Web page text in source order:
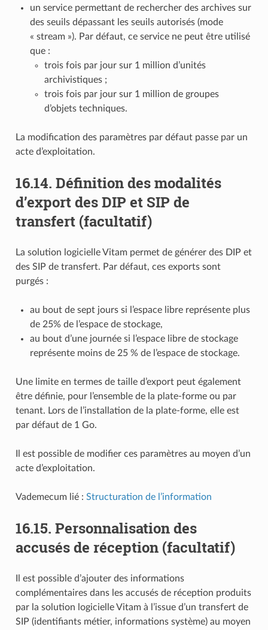
un service permettant de rechercher des archives sur
des seuils dépassant les seuils autorisés (mode
« stream »). Par défaut, ce service ne peut être utilisé
que :
trois fois par jour sur 1 million d’unités
archivistiques ;
trois fois par jour sur 1 million de groupes
d’objets techniques.
La modification des paramètres par défaut passe par un
acte d’exploitation.
16.14. Définition des modalités
d’export des DIP et SIP de
transfert (facultatif)
La solution logicielle Vitam permet de générer des DIP et
des SIP de transfert. Par défaut, ces exports sont
purgés :
au bout de sept jours si l’espace libre représente plus
de 25% de l’espace de stockage,
au bout d’une journée si l’espace libre de stockage
représente moins de 25 % de l’espace de stockage.
Une limite en termes de taille d’export peut également
être définie, pour l’ensemble de la plate-forme ou par
tenant. Lors de l’installation de la plate-forme, elle est
par défaut de 1 Go.
Il est possible de modifier ces paramètres au moyen d’un
acte d’exploitation.
Vademecum lié : Structuration de l’information
16.15. Personnalisation des
accusés de réception (facultatif)
Il est possible d’ajouter des informations
complémentaires dans les accusés de réception produits
par la solution logicielle Vitam à l’issue d’un transfert de
SIP (identifiants métier, informations système) au moyen